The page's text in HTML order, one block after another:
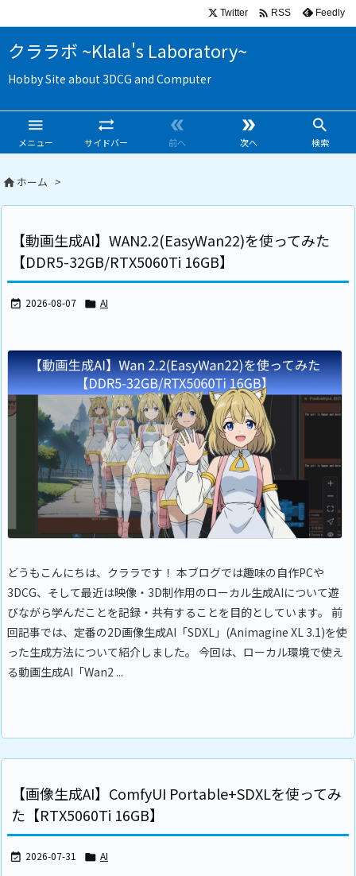
クララボ ~Klala's Laboratory~
Hobby Site about 3DCG and Computer

メニュー

サイドバー

前へ

次へ

検索
Twitter  RSS Feedly
 ホーム >
【動画生成AI】WAN2.2(EasyWan22)を使ってみた
【DDR5-32GB/RTX5060Ti 16GB】
 2026-08-07  AI
どうもこんにちは、クララです！ 本ブログでは趣味の自作PCや
3DCG、そして最近は映像・3D制作用のローカル生成AIについて遊
びながら学んだことを記録・共有することを目的としています。 前
回記事では、定番の2D画像生成AI「SDXL」(Animagine XL 3.1)を使
った生成方法について紹介しました。 今回は、ローカル環境で使え
る動画生成AI「Wan2 ...
【画像生成AI】ComfyUI Portable+SDXLを使ってみ
た【RTX5060Ti 16GB】
 2026-07-31  AI